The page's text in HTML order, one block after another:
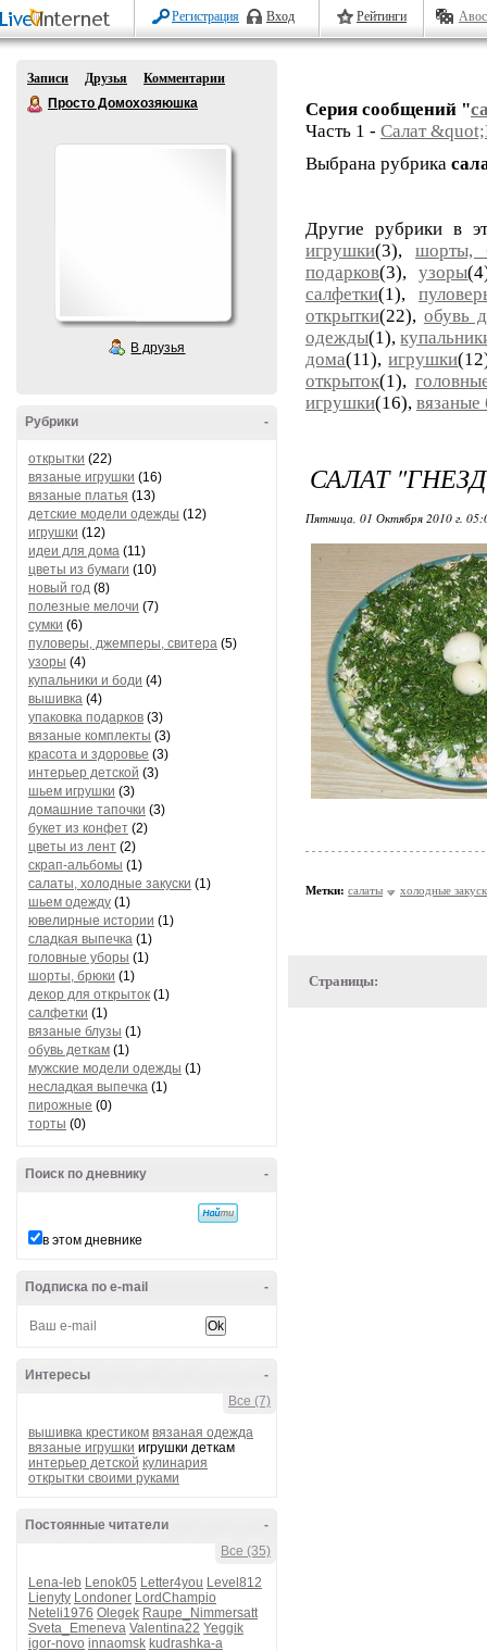
Регистрация Вход Рейтинги
Записи Друзья
Комментарии
Просто Домохозяюшка
В друзья
-
Рубрики
открытки (22)
вязаные игрушки (16)
вязаные платья (13)
детские модели одежды (12)
игрушки (12)
идеи для дома (11)
цветы из бумаги (10)
новый год (8)
полезные мелочи (7)
сумки (6)
пуловеры, джемперы, свитера (5)
узоры (4)
купальники и боди (4)
вышивка (4)
упаковка подарков (3)
вязаные комплекты (3)
красота и здоровье (3)
интерьер детской (3)
шьем игрушки (3)
домашние тапочки (3)
букет из конфет (2)
цветы из лент (2)
скрап-альбомы (1)
салаты, холодные закуски (1)
шьем одежду (1)
ювелирные истории (1)
сладкая выпечка (1)
головные уборы (1)
шорты, брюки (1)
декор для открыток (1)
салфетки (1)
вязаные блузы (1)
обувь деткам (1)
мужские модели одежды (1)
несладкая выпечка (1)
пирожные (0)
торты (0)
-
Поиск по дневнику
в этом дневнике
-
Подписка по e-mail
-
Интересы
Все (7)
вышивка крестиком вязаная одежда
вязаные игрушки игрушки деткам
интерьер детской кулинария
открытки своими руками
-
Постоянные читатели
Все (35)
Lena-leb Lenok05 Letter4you Level812
Lienyty Londoner LordChampio
Neteli1976 Olegek Raupe_Nimmersatt
Sveta_Emeneva Valentina22 Yeggik
igor-novo innaomsk kudrashka-a
Серия сообщений "
Часть 1 - Салат
Выбрана рубрика
Другие рубрики в
игрушки(3), шорты,
подарков(3),узоры
салфетки(1),
открытки(22), обувь
одежды(1),
дома(11),игрушки
открыток(1),
игрушки(16), вязаные
САЛАТ
Пятница, 01 Октября 2010 г.
Метки: салаты холодные
Страницы: